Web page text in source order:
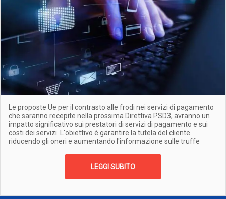
Le proposte Ue per il contrasto alle frodi nei servizi di pagamento
che saranno recepite nella prossima Direttiva PSD3, avranno un
impatto significativo sui prestatori di servizi di pagamento e sui
costi dei servizi. L'obiettivo è garantire la tutela del cliente
riducendo gli oneri e aumentando l'informazione sulle truffe
LEGGI SUBITO